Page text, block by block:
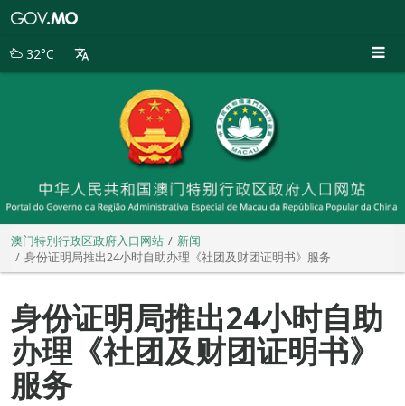
别
32°C
澳门特别行政区政府入口网站
新闻
身份证明局推出24小时自助办理《社团及财团证明书》服务
身份证明局推出24小时自助
办理《社团及财团证明书》
服务